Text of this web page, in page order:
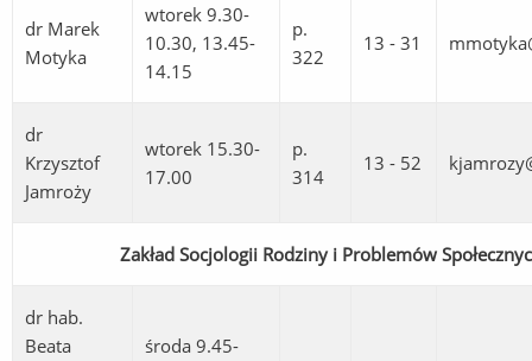
dr Marek
Motyka
wtorek 9.30-
10.30, 13.45-
14.15
p.
322
13 - 31
dr
Krzysztof
Jamroży
wtorek 15.30-
17.00
p.
314
13 - 52
Zakład Socjologii Rodziny i Problemów
dr hab.
Beata
środa 9.45-